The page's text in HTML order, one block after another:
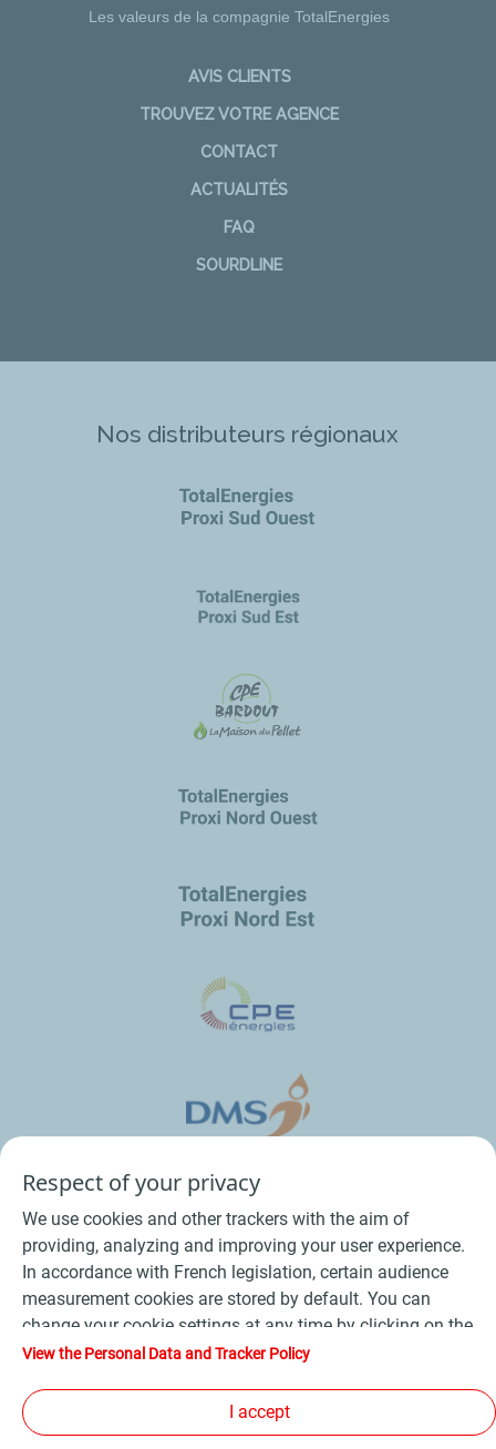
Les valeurs de la compagnie TotalEnergies
AVIS CLIENTS
TROUVEZ VOTRE AGENCE
CONTACT
ACTUALITÉS
FAQ
SOURDLINE
Nos distributeurs régionaux
Conditions Générales de Vente Bois
Conditions Générales d’Utilisation
Respect of your privacy
We use cookies and other trackers with the aim of
providing, analyzing and improving your user experience.
In accordance with French legislation, certain audience
measurement cookies are stored by default. You can
change your cookie settings at any time by clicking on the
"Manage my cookies" button. By clicking on the "Accept"
device. If you click on "Decline", only the technical cookies
required for the site to function correctly will be used. For
View the Personal Data and Tracker Policy
I accept